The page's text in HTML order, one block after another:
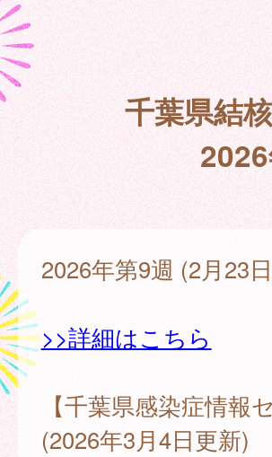
千葉県結
2026年第9週 (2月23
>>詳細はこちら
【千葉県感染症情報
(2026年3月4日更新)